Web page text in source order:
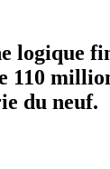
logique
110
du neuf.